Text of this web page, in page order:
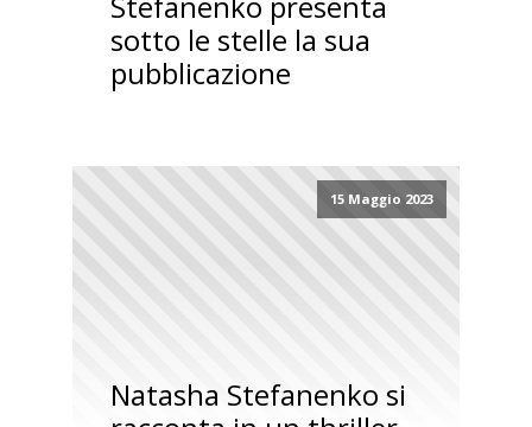
sotto le stelle la sua
pubblicazione
15 Maggio 2023
Natasha Stefanenko si